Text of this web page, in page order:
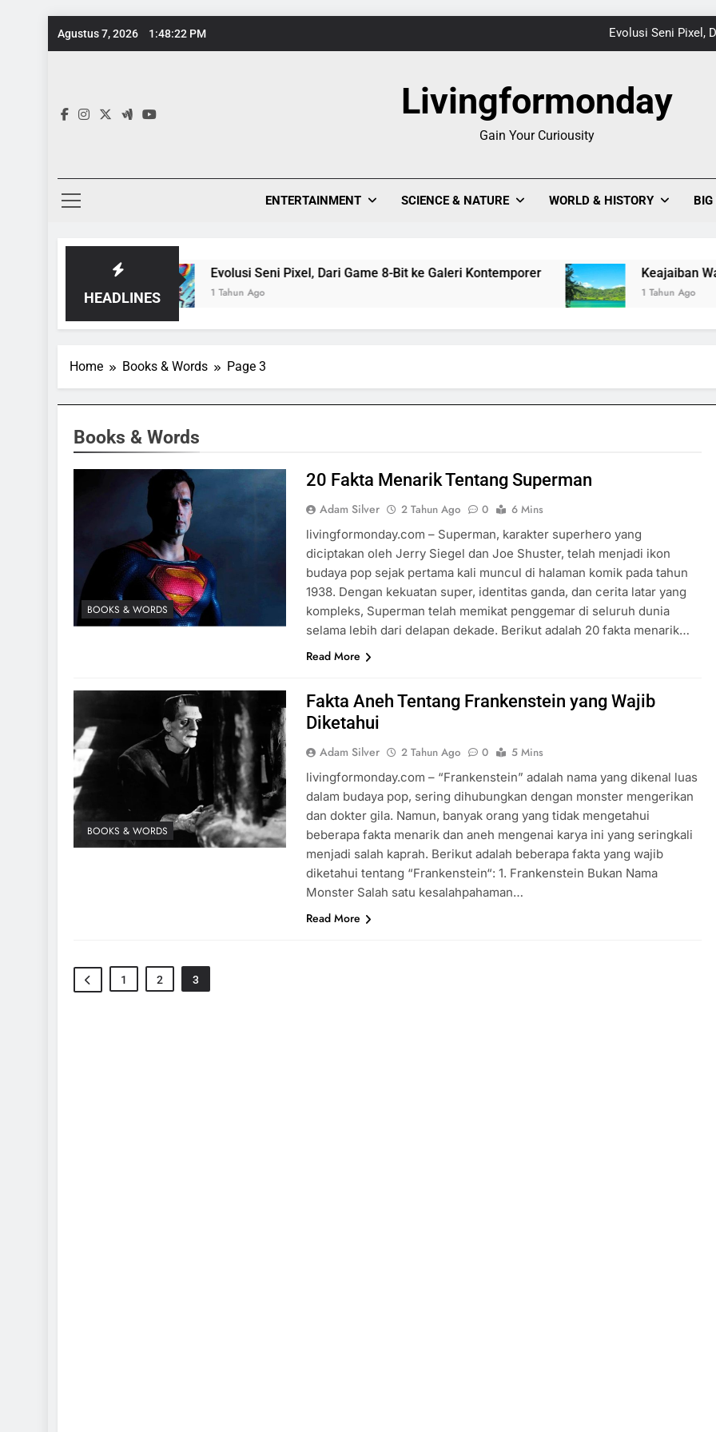
Agustus 7, 2026 1:48:22 PM Evolusi Seni Pixel,
Keajaiban Warna-Warni Danau Linow, Destinasi
Livingformonday
Gain Your Curiousity
ENTERTAINMENT SCIENCE & NATURE WORLD & HISTORY BIG
HEADLINES
Evolusi Seni Pixel, Dari Game 8-Bit ke Galeri Kontemporer
1 Tahun Ago
Keajaiban Warna-
1 Tahun Ago
Home Books & Words Page 3
Books & Words
BOOKS & WORDS
20 Fakta Menarik Tentang Superman
Adam Silver 2 Tahun Ago 0
6 Mins
livingformonday.com – Superman, karakter superhero yang
diciptakan oleh Jerry Siegel dan Joe Shuster, telah menjadi ikon
budaya pop sejak pertama kali muncul di halaman komik pada tahun
1938. Dengan kekuatan super, identitas ganda, dan cerita latar yang
kompleks, Superman telah memikat penggemar di seluruh dunia
selama lebih dari delapan dekade. Berikut adalah 20 fakta menarik…
Read More
BOOKS & WORDS
Fakta Aneh Tentang Frankenstein yang Wajib
Diketahui
Adam Silver 2 Tahun Ago 0
5 Mins
livingformonday.com – “Frankenstein” adalah nama yang dikenal luas
dalam budaya pop, sering dihubungkan dengan monster mengerikan
dan dokter gila. Namun, banyak orang yang tidak mengetahui
beberapa fakta menarik dan aneh mengenai karya ini yang seringkali
menjadi salah kaprah. Berikut adalah beberapa fakta yang wajib
diketahui tentang “Frankenstein“: 1. Frankenstein Bukan Nama
Monster Salah satu kesalahpahaman…
Read More
1 2 3
SPORTS & GAMES
15 Fakta Menarik Tentang Sakura
School Simulator
2 Tahun Ago
SPORTS & GAMES
Simulasi Ojek Online yang Viral
2 Tahun Ago